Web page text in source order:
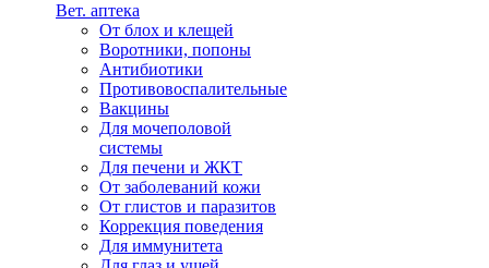
Вет. аптека
От блох и клещей
Воротники, попоны
Антибиотики
Противовоспалительные
Вакцины
Для мочеполовой
системы
Для печени и ЖКТ
От заболеваний кожи
От глистов и паразитов
Коррекция поведения
Для иммунитета